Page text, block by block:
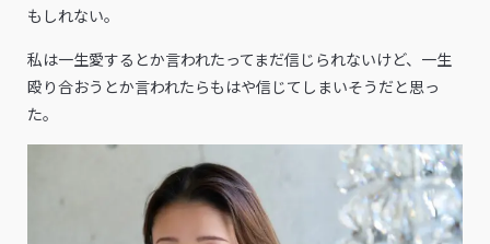
もしれない。
私は一生愛するとか言われたってまだ信じられないけど、一生
殴り合おうとか言われたらもはや信じてしまいそうだと思っ
た。